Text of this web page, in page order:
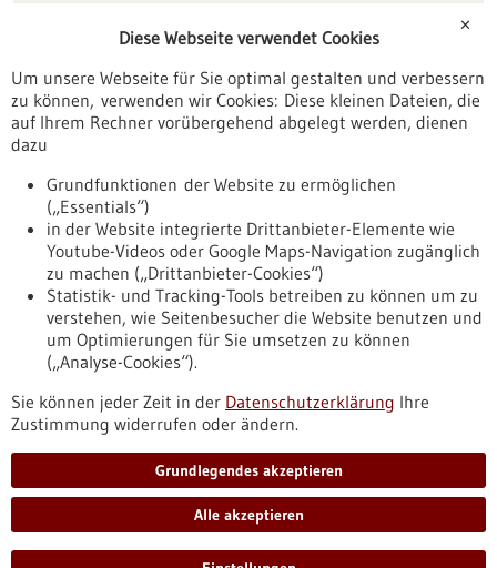
Veranstaltungen
Erscheinungsdatum
Nach oben
Informiert bleiben
Newsletter abonnieren
✕
Diese Webseite verwendet Cookies
Um unsere Webseite für Sie optimal gestalten und verbessern
zu können, verwenden wir Cookies: Diese kleinen Dateien, die
auf Ihrem Rechner vorübergehend abgelegt werden, dienen
dazu
Grundfunktionen der Website zu ermöglichen
(„Essentials“)
in der Website integrierte Drittanbieter-Elemente wie
Youtube-Videos oder Google Maps-Navigation zugänglich
zu machen („Drittanbieter-Cookies“)
Statistik- und Tracking-Tools betreiben zu können um zu
verstehen, wie Seitenbesucher die Website benutzen und
um Optimierungen für Sie umsetzen zu können
(„Analyse-Cookies“).
Sie können jeder Zeit in der Datenschutzerklärung Ihre
Zustimmung widerrufen oder ändern.
Grundlegendes akzeptieren
Alle akzeptieren